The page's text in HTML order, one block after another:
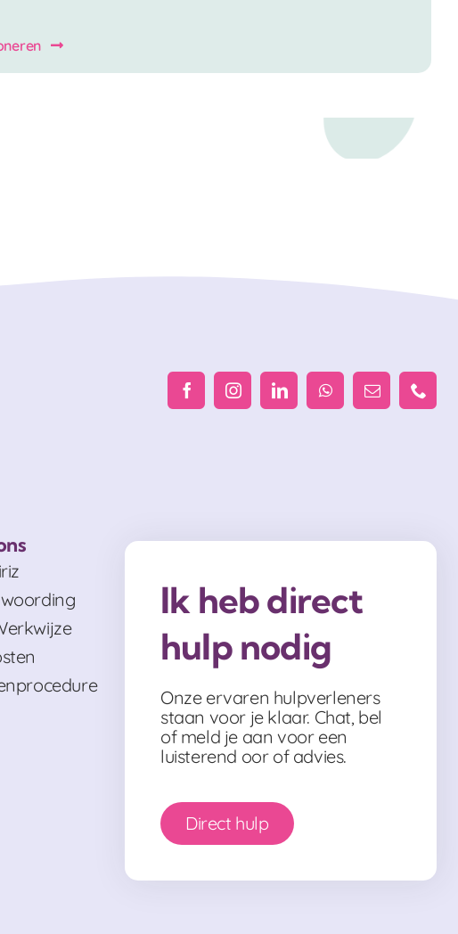
Ik heb direct
hulp nodig
Onze ervaren hulpverleners
staan voor je klaar. Chat, bel
of meld je aan voor een
luisterend oor of advies.
Direct hulp